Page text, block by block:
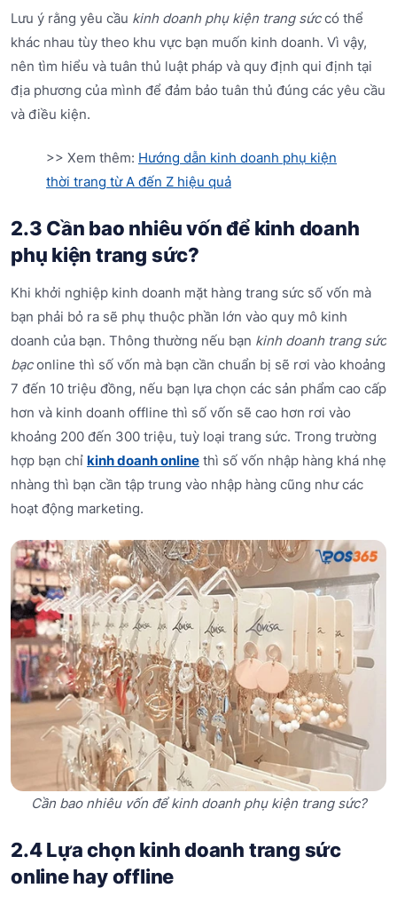
Lưu ý rằng yêu cầu kinh doanh phụ kiện trang sứccó thể
khác nhau tùy theo khu vực bạn muốn kinh doanh. Vì vậy,
nên tìm hiểu và tuân thủ luật pháp và quy định qui định tại
địa phương của mình để đảm bảo tuân thủ đúng các yêu cầu
và điều kiện.
>> Xem thêm: Hướng dẫn kinh doanh phụ kiện
thời trang từ A đến Z hiệu quả
2.3 Cần bao nhiêu vốn để kinh doanh
phụ kiện trang sức?
Khi khởi nghiệp kinh doanh mặt hàng trang sức số vốn mà
bạn phải bỏ ra sẽ phụ thuộc phần lớn vào quy mô kinh
doanh của bạn. Thông thường nếu bạn kinh doanh trang sức
bạconline thì số vốn mà bạn cần chuẩn bị sẽ rơi vào khoảng
7 đến 10 triệu đồng, nếu bạn lựa chọn các sản phẩm cao cấp
hơn và kinh doanh offline thì số vốn sẽ cao hơn rơi vào
khoảng 200 đến 300 triệu, tuỳ loại trang sức. Trong trường
hợp bạn chỉ kinh doanh online thì số vốn nhập hàng khá nhẹ
nhàng thì bạn cần tập trung vào nhập hàng cũng như các
hoạt động marketing.
Cần bao nhiêu vốn để kinh doanh phụ kiện trang sức?
2.4 Lựa chọn kinh doanh trang sức
online hay offline